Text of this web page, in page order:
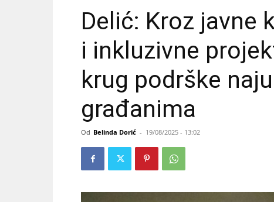
Delić: Kroz javne
i inkluzivne
krug podrške
građanima
Od Belinda Dorić - 19/08/2025 - 13:02